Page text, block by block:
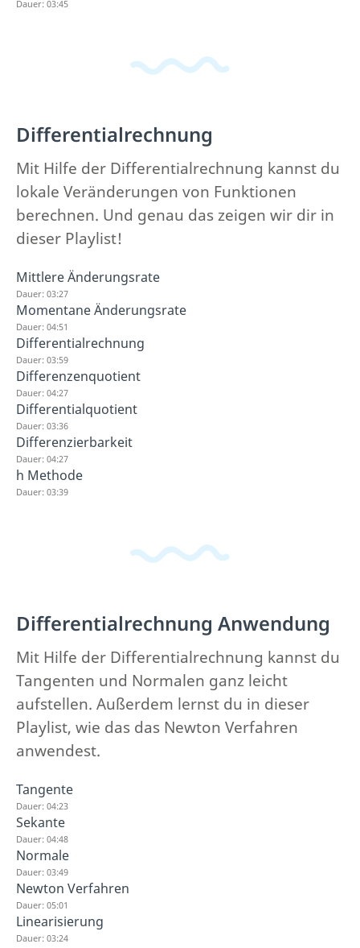
Dauer: 03:45
Differentialrechnung
Mit Hilfe der Differentialrechnung kannst du
lokale Veränderungen von Funktionen
berechnen. Und genau das zeigen wir dir in
dieser Playlist!
Mittlere Änderungsrate
Dauer: 03:27
Momentane Änderungsrate
Dauer: 04:51
Differentialrechnung
Dauer: 03:59
Differenzenquotient
Dauer: 04:27
Differentialquotient
Dauer: 03:36
Differenzierbarkeit
Dauer: 04:27
h Methode
Dauer: 03:39
Differentialrechnung Anwendung
Mit Hilfe der Differentialrechnung kannst du
Tangenten und Normalen ganz leicht
aufstellen. Außerdem lernst du in dieser
Playlist, wie das das Newton Verfahren
anwendest.
Tangente
Dauer: 04:23
Sekante
Dauer: 04:48
Normale
Dauer: 03:49
Newton Verfahren
Dauer: 05:01
Linearisierung
Dauer: 03:24